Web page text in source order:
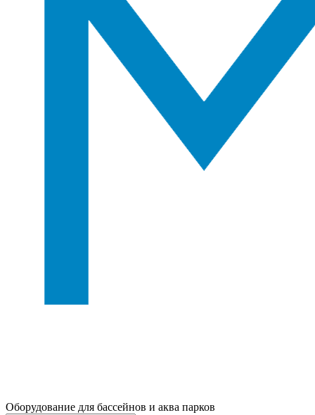
Оборудование для бассейнов и аква парков